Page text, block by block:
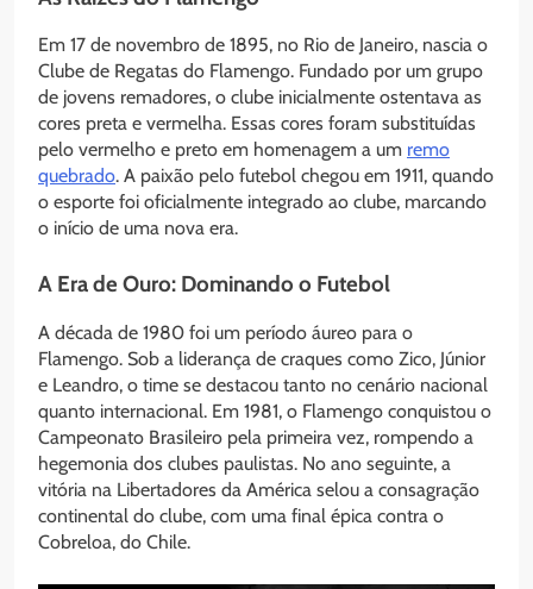
Em 17 de novembro de 1895, no Rio de Janeiro, nascia o
Clube de Regatas do Flamengo. Fundado por um grupo
de jovens remadores, o clube inicialmente ostentava as
cores preta e vermelha. Essas cores foram substituídas
pelo vermelho e preto em homenagem a um remo
quebrado. A paixão pelo futebol chegou em 1911, quando
o esporte foi oficialmente integrado ao clube, marcando
o início de uma nova era.
A Era de Ouro: Dominando o Futebol
A década de 1980 foi um período áureo para o
Flamengo. Sob a liderança de craques como Zico, Júnior
e Leandro, o time se destacou tanto no cenário nacional
quanto internacional. Em 1981, o Flamengo conquistou o
Campeonato Brasileiro pela primeira vez, rompendo a
hegemonia dos clubes paulistas. No ano seguinte, a
vitória na Libertadores da América selou a consagração
continental do clube, com uma final épica contra o
Cobreloa, do Chile.